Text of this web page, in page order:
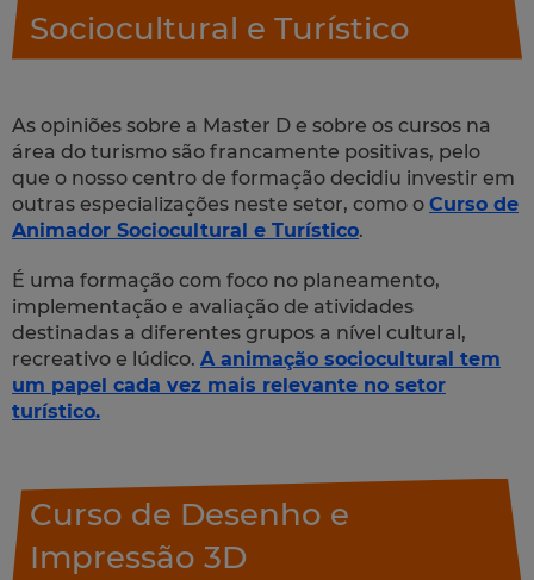
Sociocultural e Turístico
As opiniões sobre a Master D e sobre os cursos na
área do turismo são francamente positivas, pelo
que o nosso centro de formação decidiu investir em
outras especializações neste setor, como o Curso de
Animador Sociocultural e Turístico.
É uma formação com foco no planeamento,
implementação e avaliação de atividades
destinadas a diferentes grupos a nível cultural,
recreativo e lúdico. A animação sociocultural tem
um papel cada vez mais relevante no setor
turístico.
Curso de Desenho e
Impressão 3D